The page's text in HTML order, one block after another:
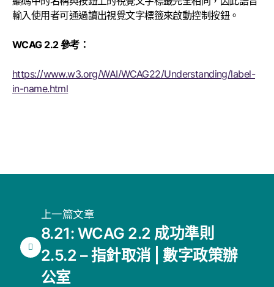
輸入使用者可通過讀出視覺文字標籤來啟動控制按鈕。
WCAG 2.2 參考：
https://www.w3.org/WAI/WCAG22/Understanding/label-
in-name.html
上一篇文章
8.21: WCAG 2.2 成功準則
2.5.2 – 指針取消 | 數字政策辦
公室